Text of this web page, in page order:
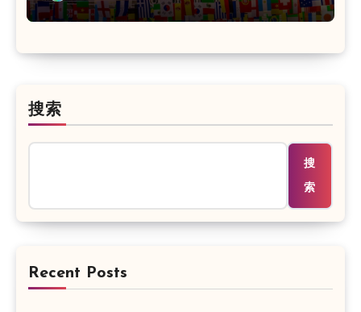
搜索
搜
索
Recent Posts